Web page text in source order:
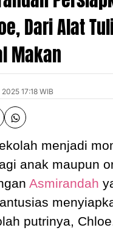
Dari Alat
Makan
17:18 WIB
menjadi
anak maupun
Asmirandah
putrinya,